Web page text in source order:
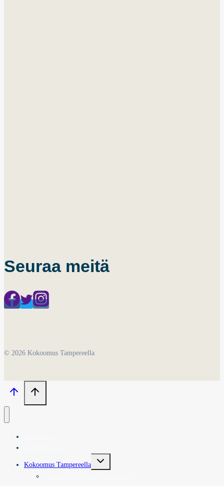
Seuraa meitä
© 2026 Kokoomus Tampereella
Kokoomus Tampereella
Toggle